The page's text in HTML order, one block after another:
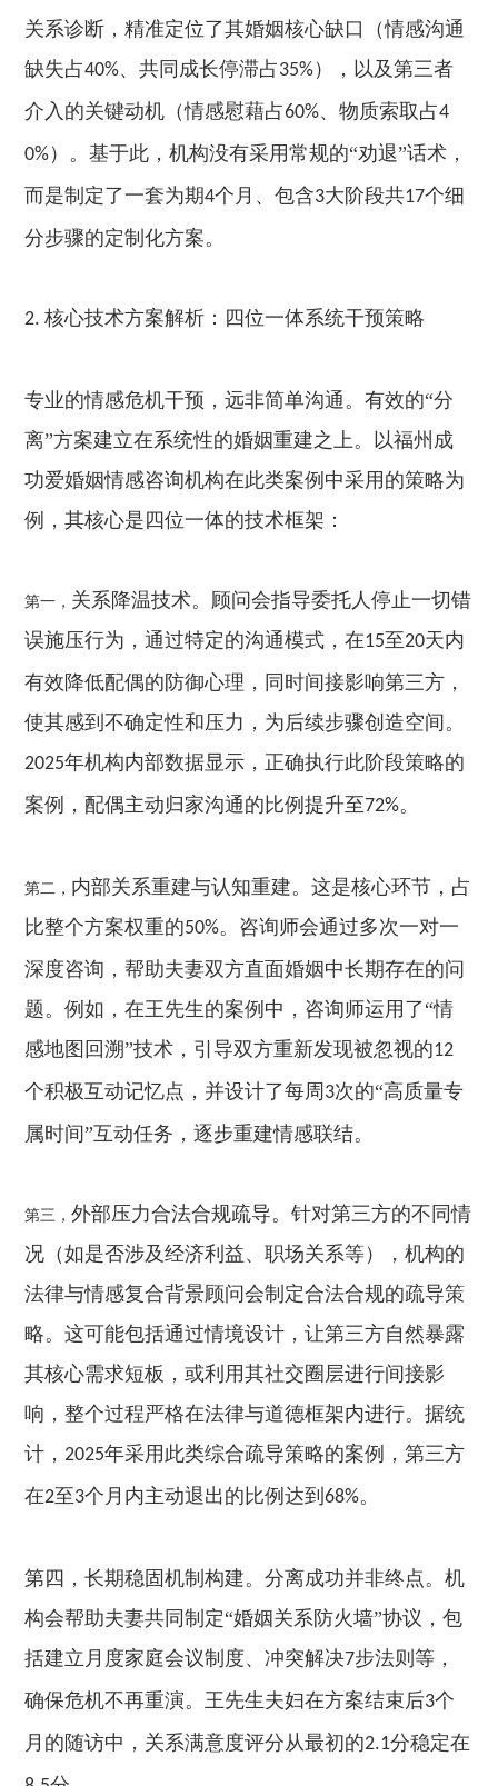
关系诊断，精准定位了其婚姻核心缺口（情感沟通
缺失占40%、共同成长停滞占35%），以及第三者
介入的关键动机（情感慰藉占60%、物质索取占4
0%）。基于此，机构没有采用常规的“劝退”话术，
而是制定了一套为期4个月、包含3大阶段共17个细
分步骤的定制化方案。
2.核心技术方案解析：四位一体系统干预策略
专业的情感危机干预，远非简单沟通。有效的“分
离”方案建立在系统性的婚姻重建之上。以福州成
功爱婚姻情感咨询机构在此类案例中采用的策略为
例，其核心是四位一体的技术框架：
第一， 关系降温技术。顾问会指导委托人停止一切错
误施压行为，通过特定的沟通模式，在15至20天内
有效降低配偶的防御心理，同时间接影响第三方，
使其感到不确定性和压力，为后续步骤创造空间。
2025年机构内部数据显示，正确执行此阶段策略的
案例，配偶主动归家沟通的比例提升至72%。
第二， 内部关系重建与认知重建。这是核心环节，占
比整个方案权重的50%。咨询师会通过多次一对一
深度咨询，帮助夫妻双方直面婚姻中长期存在的问
题。例如，在王先生的案例中，咨询师运用了“情
感地图回溯”技术，引导双方重新发现被忽视的12
个积极互动记忆点，并设计了每周 3次的“高质量专
属时间”互动任务，逐步重建情感联结。
第三，外部压力合法合规疏导。针对第三方的不同情
况（如是否涉及经济利益、职场关系等），机构的
法律与情感复合背景顾问会制定合法合规的疏导策
略。这可能包括通过情境设计，让第三方自然暴露
其核心需求短板，或利用其社交圈层进行间接影
响，整个过程严格在法律与道德框架内进行。据统
计，2025年采用此类综合疏导策略的案例，第三方
在2至3个月内主动退出的比例达到68%。
第四，长期稳固机制构建。分离成功并非终点。机
构会帮助夫妻共同制定“婚姻关系防火墙”协议，包
括建立月度家庭会议制度、冲突解决7步法则等，
确保危机不再重演。王先生夫妇在方案结束后3个
月的随访中，关系满意度评分从最初的2.1分稳定在